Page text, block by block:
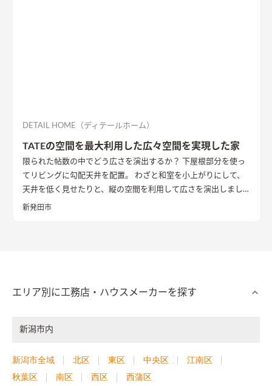
DETAIL HOME（ディテールホーム）
TATEの空間を最大利用した広々空間を実現した家
限られた帖数の中でどう広さを演出するか？ 下屋根部分を使っ
てリビングに勾配天井を配置。 わざと和室を小上がりにして、
天井を低く見せたりと、縦の空間を利用して広さを演出しまし
た。
新発田市
エリア別に工務店・ハウスメーカーを探す
新潟市内
新潟市全域 北区 東区 中央区
江南区
秋葉区
南区 西区 西蒲区